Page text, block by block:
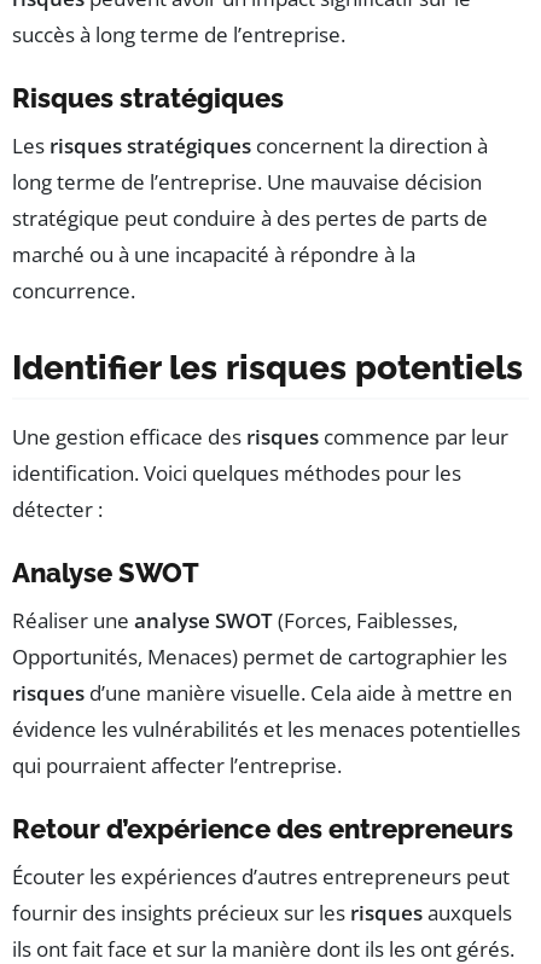
succès à long terme de l’entreprise.
Risques stratégiques
Les risques stratégiques concernent la direction à
long terme de l’entreprise. Une mauvaise décision
stratégique peut conduire à des pertes de parts de
marché ou à une incapacité à répondre à la
concurrence.
Identifier les risques potentiels
Une gestion efficace des risques commence par leur
identification. Voici quelques méthodes pour les
détecter :
Analyse SWOT
Réaliser une analyse SWOT(Forces, Faiblesses,
Opportunités, Menaces) permet de cartographier les
risques d’une manière visuelle. Cela aide à mettre en
évidence les vulnérabilités et les menaces potentielles
qui pourraient affecter l’entreprise.
Retour d’expérience des entrepreneurs
Écouter les expériences d’autres entrepreneurs peut
fournir des insights précieux sur les risquesauxquels
ils ont fait face et sur la manière dont ils les ont gérés.